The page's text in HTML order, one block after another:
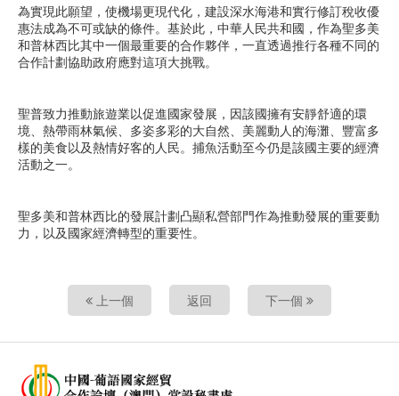
為實現此願望，使機場更現代化，建設深水海港和實行修訂稅收優
惠法成為不可或缺的條件。基於此，中華人民共和國，作為聖多美
和普林西比其中一個最重要的合作夥伴，一直透過推行各種不同的
合作計劃協助政府應對這項大挑戰。
聖普致力推動旅遊業以促進國家發展，因該國擁有安靜舒適的環
境、熱帶雨林氣候、多姿多彩的大自然、美麗動人的海灘、豐富多
樣的美食以及熱情好客的人民。捕魚活動至今仍是該國主要的經濟
活動之一。
聖多美和普林西比的發展計劃凸顯私營部門作為推動發展的重要動
力，以及國家經濟轉型的重要性。
上一個 返回 下一個